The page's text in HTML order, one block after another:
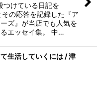
けている日記を
の応答を記録した『ア
ズ』が当店でも人気を
エッセイ集。 中…
生活していくには / 津